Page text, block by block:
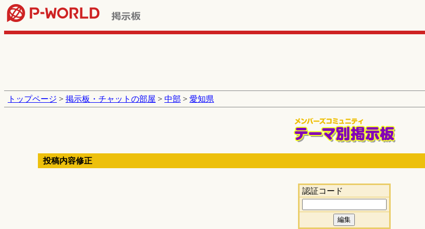
トップページ > 掲示板・チャットの部屋 > 中部 > 愛知県
投稿内容修正
認証コード